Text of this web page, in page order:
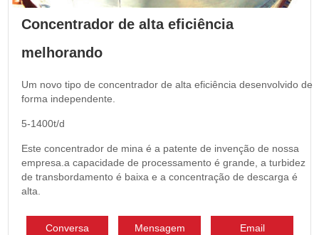
Concentrador de alta eficiência
melhorando
Um novo tipo de concentrador de alta eficiência desenvolvido de
forma independente.
5-1400t/d
Este concentrador de mina é a patente de invenção de nossa
empresa.a capacidade de processamento é grande, a turbidez
de transbordamento é baixa e a concentração de descarga é
alta.
Conversa Mensagem Email